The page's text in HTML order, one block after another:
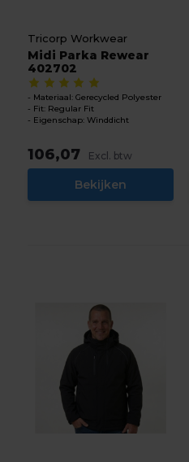
Tricorp Workwear
Midi Parka Rewear
402702
Materiaal: Gerecycled Polyester
Fit: Regular Fit
Eigenschap: Winddicht
106,07 Excl. btw
Bekijken